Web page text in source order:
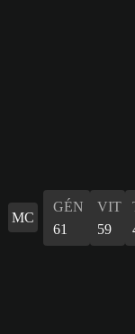
MC
GÉN
61
VIT
59